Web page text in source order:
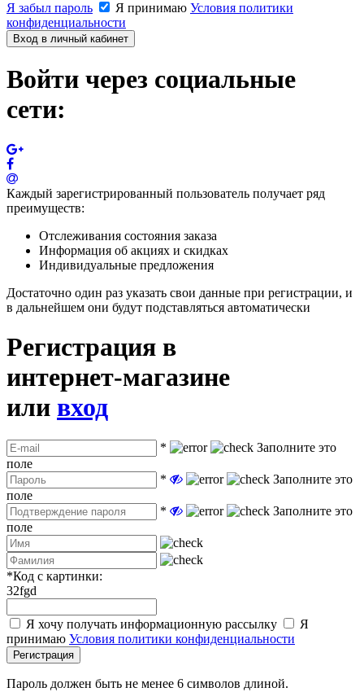
Я забыл пароль
Я принимаю Условия политики
конфиденциальности
Вход в личный кабинет
Войти через социальные
сети:
Каждый зарегистрированный пользователь получает ряд
преимуществ:
Отслеживания состояния заказа
Информация об акциях и скидках
Индивидуальные предложения
Достаточно один раз указать свои данные при регистрации, и
в дальнейшем они будут подставляться автоматически
Регистрация в
интернет-магазине
или вход
*
Заполните это
поле
*
Заполните это
поле
*
Заполните это
поле
*Код с картинки:
32fgd
Я хочу получать информационную рассылку
Я
принимаю Условия политики конфиденциальности
Регистрация
Пароль должен быть не менее 6 символов длиной.